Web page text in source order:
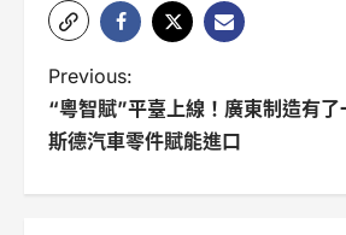
P
o
Previous:
“粵智賦”平臺上線！廣東制造有
斯德汽車零件賦能進口